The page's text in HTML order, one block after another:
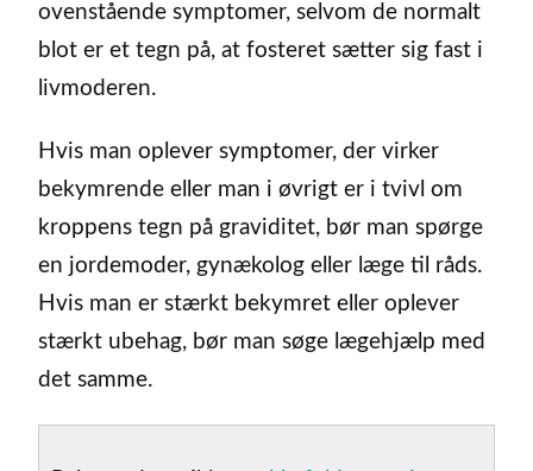
ovenstående symptomer, selvom de normalt
blot er et tegn på, at fosteret sætter sig fast i
livmoderen.
Hvis man oplever symptomer, der virker
bekymrende eller man i øvrigt er i tvivl om
kroppens tegn på graviditet, bør man spørge
en jordemoder, gynækolog eller læge til råds.
Hvis man er stærkt bekymret eller oplever
stærkt ubehag, bør man søge lægehjælp med
det samme.